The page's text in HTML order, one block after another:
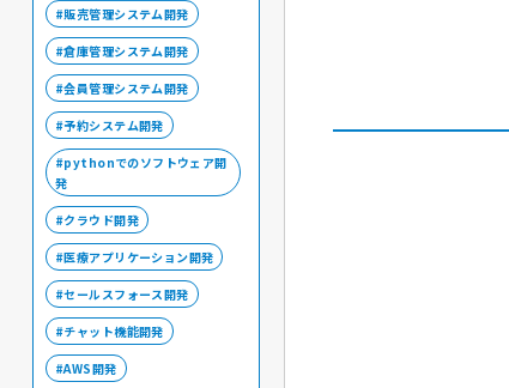
販売管理システム開発
倉庫管理システム開発
会員管理システム開発
予約システム開発
pythonでのソフトウェア開
発
クラウド開発
医療アプリケーション開発
セールスフォース開発
チャット機能開発
AWS開発